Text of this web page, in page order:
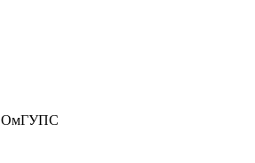
ОмГУПС